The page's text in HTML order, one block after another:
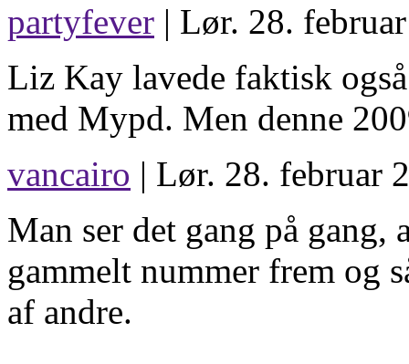
partyfever | Lør. 28.
Liz Kay lavede faktisk
med Mypd. Men denne
vancairo | Lør. 28. februar
Man ser det gang på gang,
gammelt nummer frem og
af andre.